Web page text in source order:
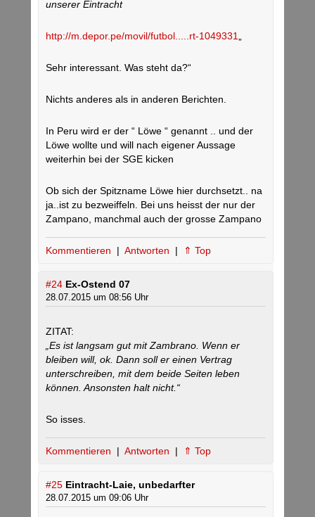
unserer Eintracht
http://m.depor.pe/movil/futbol.....rt-1049331
Sehr interessant. Was steht da?“
Nichts anderes als in anderen Berichten.
In Peru wird er der “ Löwe “ genannt .. und der
Löwe wollte und will nach eigener Aussage
weiterhin bei der SGE kicken
Ob sich der Spitzname Löwe hier durchsetzt.. na
ja..ist zu bezweiffeln. Bei uns heisst der nur der
Zampano, manchmal auch der grosse Zampano
Kommentieren | Antworten | ⇑ Top
#24 Ex-Ostend 07
28.07.2015 um 08:56 Uhr
ZITAT:
„Es ist langsam gut mit Zambrano. Wenn er
bleiben will, ok. Dann soll er einen Vertrag
unterschreiben, mit dem beide Seiten leben
können. Ansonsten halt nicht.“
So isses.
Kommentieren | Antworten | ⇑ Top
#25 Eintracht-Laie, unbedarfter
28.07.2015 um 09:06 Uhr